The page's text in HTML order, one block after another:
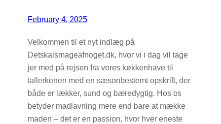
February 4, 2025
Velkommen til et nyt indlæg på
Detskalsmageafnoget.dk, hvor vi i dag vil tage
jer med på rejsen fra vores køkkenhave til
tallerkenen med en sæsonbestemt opskrift, der
både er lækker, sund og bæredygtig. Hos os
betyder madlavning mere end bare at mække
maden – det er en passion, hvor hver eneste